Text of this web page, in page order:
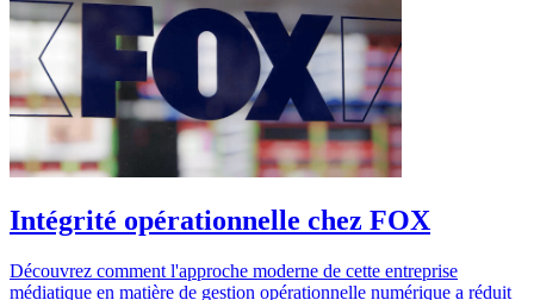
Intégrité opérationnelle chez FOX
Découvrez comment l'approche moderne de cette entreprise
médiatique en matière de gestion opérationnelle numérique a réduit